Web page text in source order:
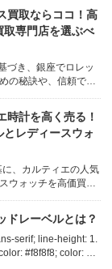
底解説します。 /*
買取ならココ！高
取専門店を選ぶべ
づき、銀座でロレッ
の秘訣や、信頼でき
整) === */ body { font-famil...
時計を高く売る！
レディースウォ
、カルティエの人気
ウォッチを高価買取
ドレーベルとは？
serif; line-height: 1.
#f8f8f8; color: #3